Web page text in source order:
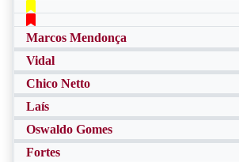
Marcos Mendonça
Vidal
Chico Netto
Laís
Oswaldo Gomes
Fortes